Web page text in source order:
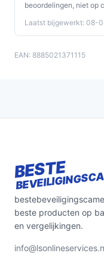
beoordelingen, niet op
Laatst bijgewerkt: 08-
EAN: 8885021371115
BESTE
beste producten op
en vergelijkingen.